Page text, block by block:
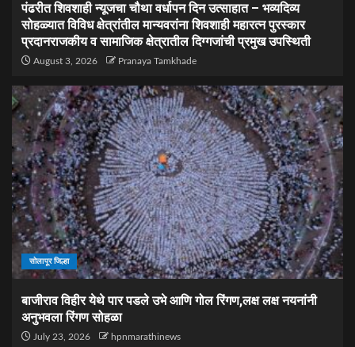
पंढरीत शिवशाही न्यूजचा चौथा वर्धापन दिन उत्साहात – भव्यदिव्य
सोहळ्यात विविध क्षेत्रांतील मान्यवरांना शिवशाही महारत्न पुरस्कार
प्रदानराजकीय व सामाजिक क्षेत्रातील दिग्गजांची प्रमुख उपस्थिती
August 3, 2026 Pranaya Tamkhade
सोलापूर जिल्हा
बाजीराव विहीर येथे पार पडले उभे आणि गोल रिंगण,लक्ष लक्ष नयनांनी
अनुभवला रिंगण सोहळा
July 23, 2026 hpnmarathinews